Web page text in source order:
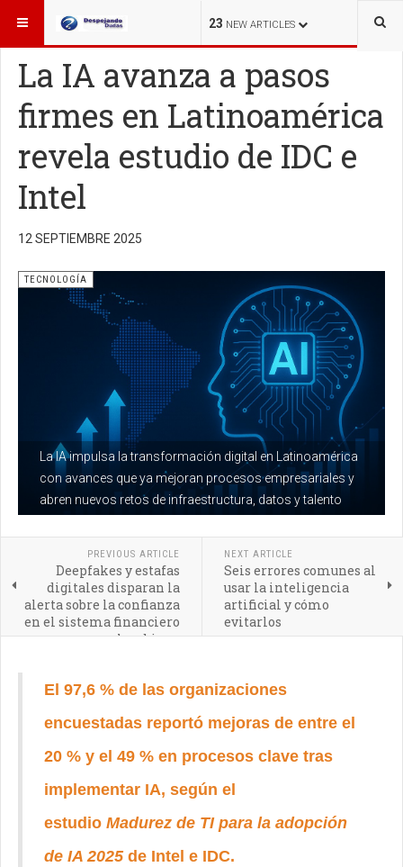
23 NEW ARTICLES
ESTÁ AQUÍ: TECNOLOGÍA
La IA avanza a pasos
firmes en Latinoamérica
revela estudio de IDC e
Intel
12 SEPTIEMBRE 2025
La IA impulsa la transformación digital en Latinoamérica
con avances que ya mejoran procesos empresariales y
abren nuevos retos de infraestructura, datos y talento
TECNOLOGÍA
PREVIOUS ARTICLE
Deepfakes y estafas
digitales disparan la
alerta sobre la confianza
en el sistema financiero
colombiano
NEXT ARTICLE
Seis errores comunes al
usar la inteligencia
artificial y cómo
evitarlos
El 97,6 % de las organizaciones
encuestadas reportó mejoras de entre el
20 % y el 49 % en procesos clave tras
implementar IA, según el
estudio Madurez de TI para la adopción
de IA 2025de Intel e IDC.